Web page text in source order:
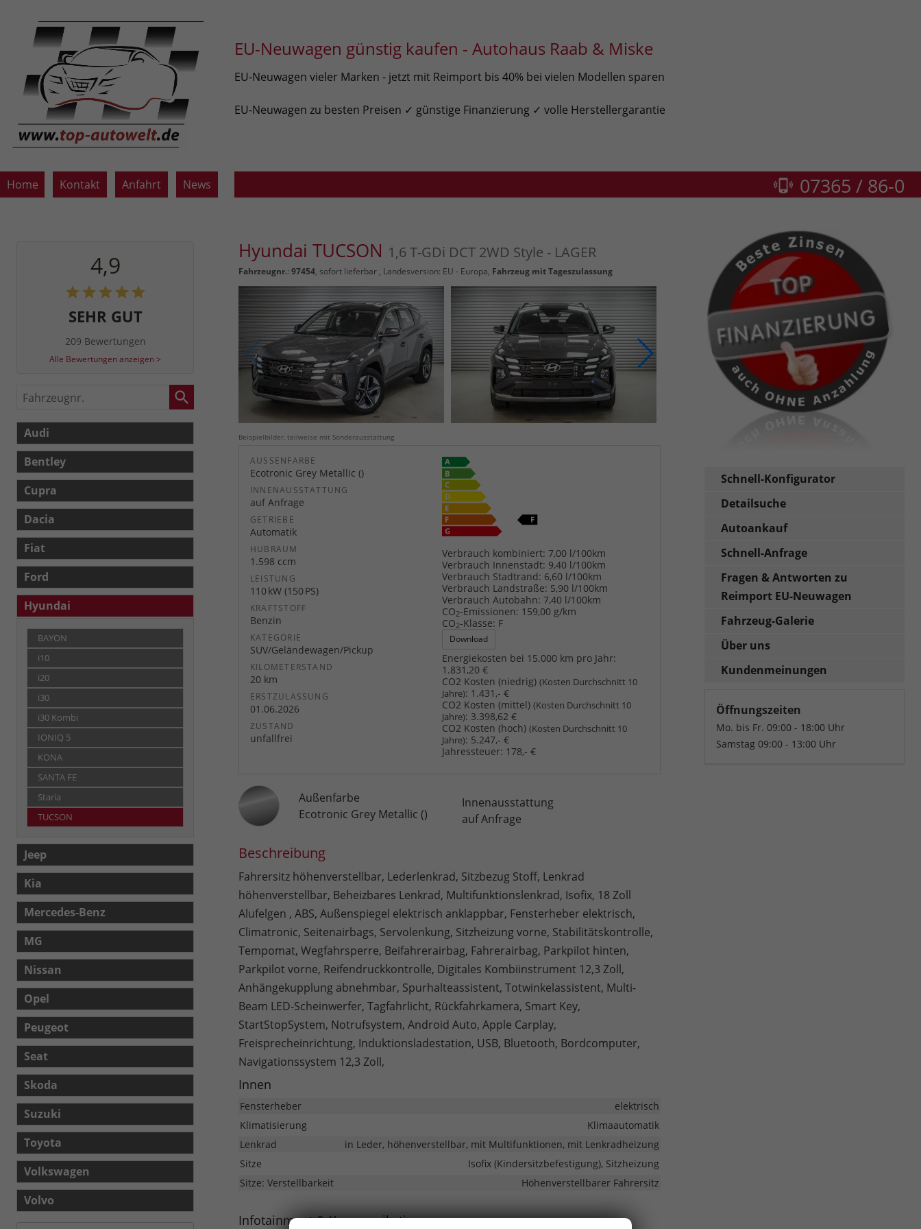
EU-Neuwagen günstig kaufen - Autohaus Raab & Miske
EU-Neuwagen vieler Marken - jetzt mit Reimport bis 40% bei vielen Modellen sparen
EU-Neuwagen zu besten Preisen ✓ günstige Finanzierung ✓ volle Herstellergarantie
Home Kontakt Anfahrt News 07365 / 86-0
Hyundai TUCSON 1,6 T-GDi DCT 2WD Style - LAGER
Fahrzeugnr.: 97454, sofort lieferbar, Landesversion: EU - Europa, Fahrzeug mit Tageszulassung
Beispielbilder, teilweise mit Sonderausstattung
AUSSENFARBE
Ecotronic Grey Metallic ()
INNENAUSSTATTUNG
auf Anfrage
GETRIEBE
Automatik
HUBRAUM
1.598 ccm
LEISTUNG
110 kW (150 PS)
KRAFTSTOFF
Benzin
KATEGORIE
SUV/Geländewagen/Pickup
KILOMETERSTAND
20 km
ERSTZULASSUNG
01.06.2026
ZUSTAND
unfallfrei
Verbrauch kombiniert: 7,00 l/100km
Verbrauch Innenstadt: 9,40 l/100km
Verbrauch Stadtrand: 6,60 l/100km
Verbrauch Landstraße: 5,90 l/100km
Verbrauch Autobahn: 7,40 l/100km
CO2-Emissionen: 159,00 g/km
CO2-Klasse: F
Download
Energiekosten bei 15.000 km pro Jahr:
1.831,20 €
CO2 Kosten (niedrig)(Kosten Durchschnitt 10
Jahre): 1.431,- €
CO2 Kosten (mittel)(Kosten Durchschnitt 10
Jahre): 3.398,62 €
CO2 Kosten (hoch)(Kosten Durchschnitt 10
Jahre): 5.247,- €
Jahressteuer: 178,- €
Außenfarbe
Ecotronic Grey Metallic ()
Innenausstattung
auf Anfrage
Beschreibung
Fahrersitz höhenverstellbar, Lederlenkrad, Sitzbezug Stoff, Lenkrad
höhenverstellbar, Beheizbares Lenkrad, Multifunktionslenkrad, Isofix, 18 Zoll
Alufelgen , ABS, Außenspiegel elektrisch anklappbar, Fensterheber elektrisch,
Climatronic, Seitenairbags, Servolenkung, Sitzheizung vorne, Stabilitätskontrolle,
Tempomat, Wegfahrsperre, Beifahrerairbag, Fahrerairbag, Parkpilot hinten,
Parkpilot vorne, Reifendruckkontrolle, Digitales Kombiinstrument 12,3 Zoll,
Anhängekupplung abnehmbar, Spurhalteassistent, Totwinkelassistent, Multi-
Beam LED-Scheinwerfer, Tagfahrlicht, Rückfahrkamera, Smart Key,
StartStopSystem, Notrufsystem, Android Auto, Apple Carplay,
Freisprecheinrichtung, Induktionsladestation, USB, Bluetooth, Bordcomputer,
Navigationssystem 12,3 Zoll,
Innen
Fensterheber
elektrisch
Klimatisierung
Klimaautomatik
Lenkrad
in Leder, höhenverstellbar, mit Multifunktionen, mit Lenkradheizung
Sitze
Isofix (Kindersitzbefestigung), Sitzheizung
Sitze: Verstellbarkeit
Höhenverstellbarer Fahrersitz
Infotainment & Kommunikation
4,9
SEHR GUT
209 Bewertungen
Alle Bewertungen anzeigen >
Fahrzeugnr.
Audi
Bentley
Cupra
Dacia
Fiat
Ford
Hyundai
BAYON
i10
i20
i30
i30 Kombi
IONIQ 5
KONA
SANTA FE
Staria
TUCSON
Jeep
Kia
Mercedes-Benz
MG
Nissan
Opel
Peugeot
Seat
Skoda
Suzuki
Toyota
Volkswagen
Volvo
Schnell-Konfigurator
Detailsuche
Autoankauf
Schnell-Anfrage
Fragen & Antworten zu
Reimport EU-Neuwagen
Fahrzeug-Galerie
Über uns
Kundenmeinungen
Öffnungszeiten
Mo. bis Fr. 09:00 - 18:00 Uhr
Samstag 09:00 - 13:00 Uhr